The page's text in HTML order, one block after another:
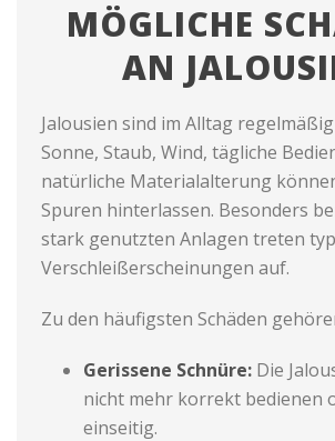
MÖGLICHE
AN
Jalousien sind im Alltag
Sonne, Staub, Wind, tägliche
natürliche Materialalterung
Spuren hinterlassen. Besonders
stark genutzten Anlagen treten
Verschleißerscheinungen auf.
Zu den häufigsten Schäden
Gerissene Schnüre:Die
nicht mehr korrekt bedienen
einseitig.